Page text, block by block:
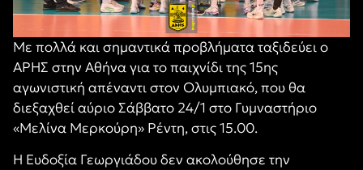
Με πολλά και σημαντικά προβλήματα ταξιδεύει ο
ΑΡΗΣ στην Αθήνα για το παιχνίδι της 15ης
αγωνιστική απέναντι στον Ολυμπιακό, που θα
διεξαχθεί αύριο Σάββατο 24/1 στο Γυμναστήριο
«Μελίνα Μερκούρη» Ρέντη, στις 15.00.
Η Ευδοξία Γεωργιάδου δεν ακολούθησε την